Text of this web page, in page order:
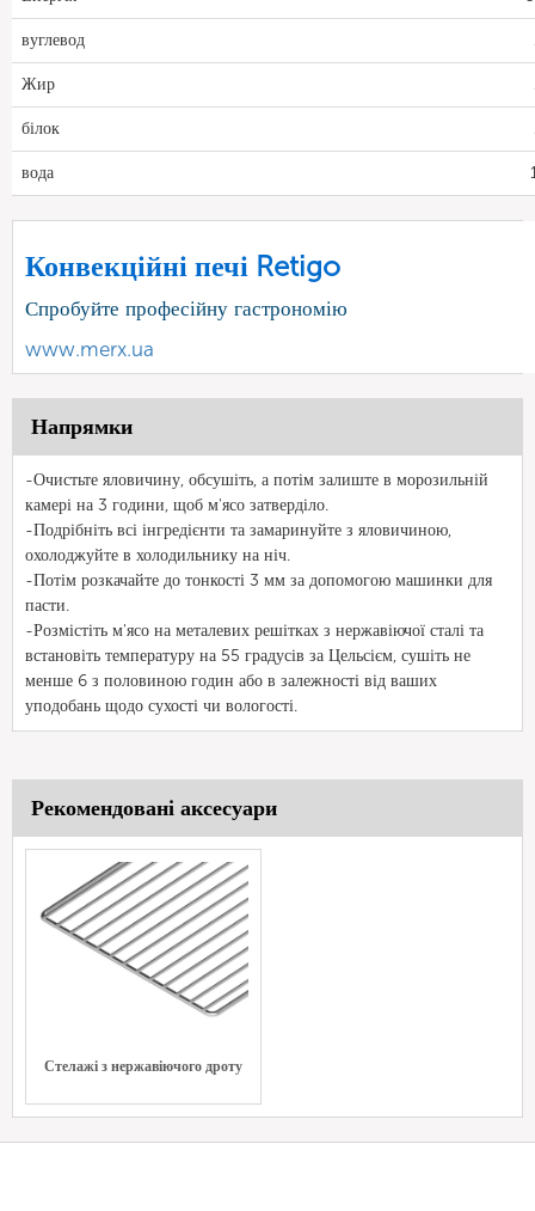
вуглевод
Жир
білок
вода
Конвекційні печі Retigo
Спробуйте професійну гастрономію
www.merx.ua
Напрямки
-Очистьте яловичину, обсушіть, а потім залиште в морозильній
камері на 3 години, щоб м'ясо затверділо.
-Подрібніть всі інгредієнти та замаринуйте з яловичиною,
охолоджуйте в холодильнику на ніч.
-Потім розкачайте до тонкості 3 мм за допомогою машинки для
пасти.
-Розмістіть м'ясо на металевих решітках з нержавіючої сталі та
встановіть температуру на 55 градусів за Цельсієм, сушіть не
менше 6 з половиною годин або в залежності від ваших
уподобань щодо сухості чи вологості.
Рекомендовані аксесуари
Стелажі з нержавіючого дроту